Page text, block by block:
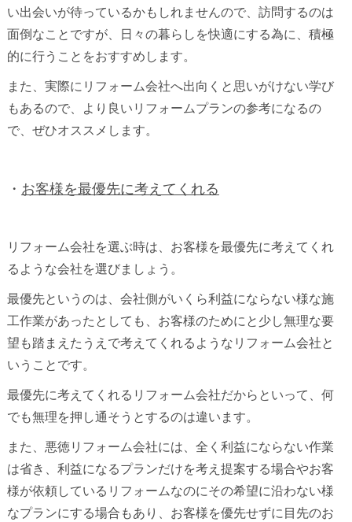
い出会いが待っているかもしれませんので、訪問するのは
面倒なことですが、日々の暮らしを快適にする為に、積極
的に行うことをおすすめします。
また、実際にリフォーム会社へ出向くと思いがけない学び
もあるので、より良いリフォームプランの参考になるの
で、ぜひオススメします。
・ お客様を最優先に考えてくれる
リフォーム会社を選ぶ時は、お客様を最優先に考えてくれ
るような会社を選びましょう。
最優先というのは、会社側がいくら利益にならない様な施
工作業があったとしても、お客様のためにと少し無理な要
望も踏まえたうえで考えてくれるようなリフォーム会社と
いうことです。
最優先に考えてくれるリフォーム会社だからといって、何
でも無理を押し通そうとするのは違います。
また、悪徳リフォーム会社には、全く利益にならない作業
は省き、利益になるプランだけを考え提案する場合やお客
様が依頼しているリフォームなのにその希望に沿わない様
なプランにする場合もあり、お客様を優先せずに目先のお